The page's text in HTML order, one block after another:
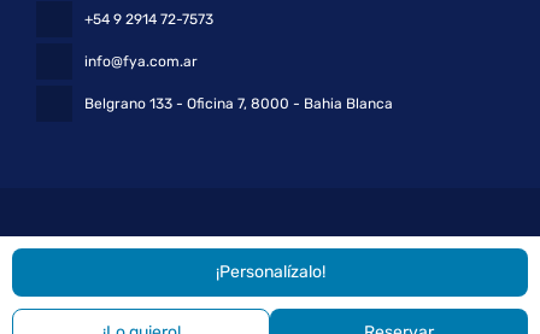
¡Personalízalo!
+54 9 2914 72-7573
info@fya.com.ar
Belgrano 133 - Oficina 7, 8000 - Bahia Blanca
privacidad